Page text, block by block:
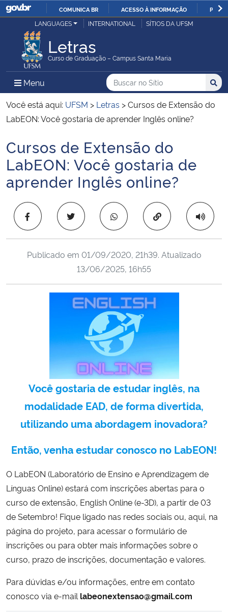
IR
COMUNICA BR ACESSO À INFORMAÇÃO
Ministério da Justiça e Segurança Pública
Ministério da Defesa
Ministério das Relações Exteriores
Ministério da Infraestrutura
Ministério da Agricultura, Pecuária e Abastecimento
Ministério da Educação
Ministério da Ciência, Tecnologia, Inovações e Comunicações
Ministério do Meio Ambiente
Controladoria-Geral da União
Ministério da Mulher, da Família e dos Direitos Humanos
Secretaria-Geral
Secretaria de Governo
Gabinete de Segurança Institucional
Advocacia-Geral da União
Banco Central do Brasil
LANGUAGES INTERNATIONAL SÍTIOS DA UFSM
Letras
Curso de Graduação – Campus Santa Maria
Menu Menu Principal do Sítio
Busca
Buscar no no Sítio
Busca:
Você está aqui: UFSM > Letras >Cursos de Extensão do
LabEON: Você gostaria de aprender Inglês online?
Início do conteúdo
Cursos de Extensão do
LabEON: Você gostaria de
aprender Inglês online?
Copiar para área
Publicado em 01/09/2020, 21h39. Atualizado
13/06/2025, 16h55
Você gostaria de estudar inglês, na
modalidade EAD, de forma divertida,
utilizando uma abordagem inovadora?
Então, venha estudar conosco no LabEON!
O LabEON (Laboratório de Ensino e Aprendizagem de
Línguas Online) estará com inscrições abertas para o
curso de extensão, English Online (e-3D), a partir de 03
de Setembro! Fique ligado nas redes sociais ou, aqui, na
página do projeto, para acessar o formulário de
inscrições ou para obter mais informações sobre o
curso, prazo de inscrições, documentação e valores.
Para dúvidas e/ou informações, entre em contato
conosco via e-mail labeonextensao@gmail.com